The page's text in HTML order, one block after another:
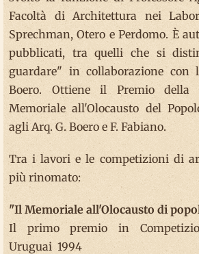
Facoltà di Architettura nei
Sprechman, Otero e Perdomo. È
pubblicati, tra quelli che si
guardare" in collaborazione con
Boero. Ottiene il Premio della
Memoriale all'Olocausto del
agli Arq. G. Boero e F. Fabiano.
Tra i lavori e le competizioni di
più rinomato:
"Il Memoriale all'Olocausto di
Il primo premio in
Uruguai 1994